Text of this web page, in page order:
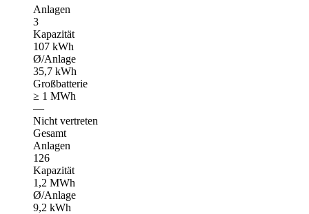
Anlagen
3
Kapazität
107 kWh
Ø/Anlage
35,7 kWh
Großbatterie
≥ 1 MWh
—
Nicht vertreten
Gesamt
Anlagen
126
Kapazität
1,2 MWh
Ø/Anlage
9,2 kWh